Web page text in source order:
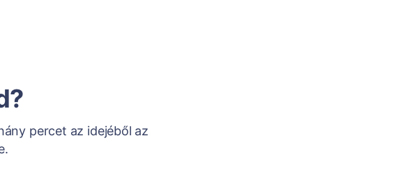
percet az idejéből az